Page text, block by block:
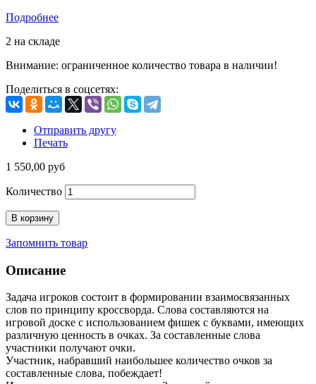
Подробнее
2 на складе
Внимание: ограниченное количество товара в наличии!
Поделиться в соцсетях:
Отправить другу
Печать
1 550,00 руб
Количество
В корзину
Запомнить товар
Описание
Задача игроков состоит в формировании взаимосвязанных
слов по принципу кроссворда. Слова составляются на
игровой доске с использованием фишек с буквами, имеющих
различную ценность в очках. За составленные слова
участники получают очки.
Участник, набравший наибольшее количество очков за
составленные слова, побеждает!